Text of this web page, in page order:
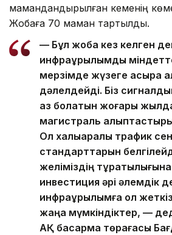
мамандандырылған кеменің
Жобаға 70 маман тартылды.
— Бұл жоба кез келген
инфрақұрылымдық
мерзімде жүзеге асыра
дәлелдейді. Біз
аз болатын жоғары
магистраль
Ол халықаралық трафик
стандарттарын
желіміздің
инвестиция әрі әлемдік
инфрақұрылымға қол
жаңа мүмкіндіктер, —
АҚ басқарма төрағасы